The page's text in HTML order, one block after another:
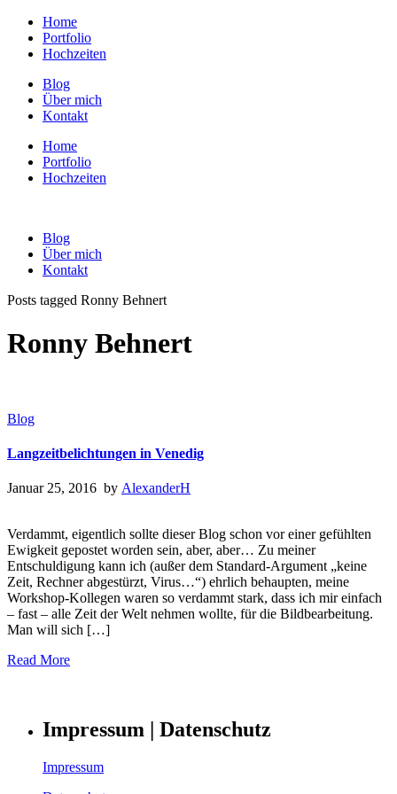
Home
Portfolio
Hochzeiten
Blog
Über mich
Kontakt
Home
Portfolio
Hochzeiten
Blog
Über mich
Kontakt
Posts tagged Ronny Behnert
Ronny Behnert
Blog
Langzeitbelichtungen in Venedig
Januar 25, 2016 by AlexanderH
Verdammt, eigentlich sollte dieser Blog schon vor einer gefühlten
Ewigkeit gepostet worden sein, aber, aber… Zu meiner
Entschuldigung kann ich (außer dem Standard-Argument „keine
Zeit, Rechner abgestürzt, Virus…“) ehrlich behaupten, meine
Workshop-Kollegen waren so verdammt stark, dass ich mir einfach
– fast – alle Zeit der Welt nehmen wollte, für die Bildbearbeitung.
Man will sich […]
Read More
Impressum | Datenschutz
Impressum